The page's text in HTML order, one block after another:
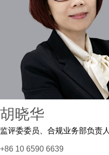
胡晓华
监评委委员、合规业务部负责人
+86 10 6590 6639
购中国顶级律师榜单。
为多家大型国有企业及其下属业务单元、境内
项服务。